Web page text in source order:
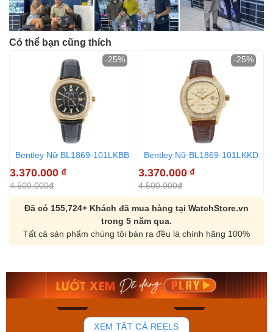
Có thể bạn cũng thích
Bentley Nữ BL1869-101LKBB
3.370.000 ₫
4.500.000đ
-25%
Bentley Nữ BL1869-101LKKD
3.370.000 ₫
4.500.000đ
-25%
Đã có 155,724+ Khách đã mua hàng tại WatchStore.vn
trong 5 năm qua.
Tất cả sản phẩm chúng tôi bán ra đều là chính hãng 100%
163
Orient Nam RA-
Mua ngay
Casio Nam MTS-
Mua ngay
XEM TẤT CẢ REELS